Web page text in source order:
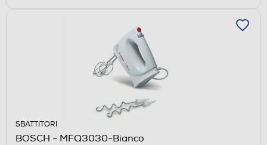
SBATTITORI
BOSCH - MFQ3030-Bianco